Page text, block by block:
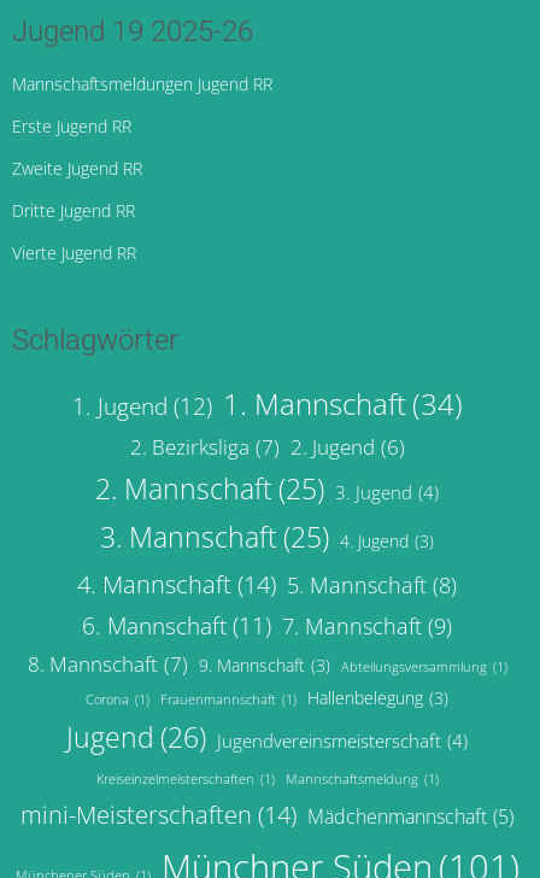
Jugend 19 2025-26
Mannschaftsmeldungen Jugend RR
Erste Jugend RR
Zweite Jugend RR
Dritte Jugend RR
Vierte Jugend RR
Schlagwörter
1. Jugend (12) 1. Mannschaft(34)
2. Bezirksliga (7) 2. Jugend (6)
2. Mannschaft (25) 3. Jugend (4)
3. Mannschaft (25) 4. Jugend (3)
4. Mannschaft(14) 5. Mannschaft (8)
6. Mannschaft(11) 7. Mannschaft (9)
8. Mannschaft (7) 9. Mannschaft (3) Abteilungsversammlung (1)
Corona (1) Frauenmannschaft (1) Hallenbelegung (3)
Jugend (26) Jugendvereinsmeisterschaft (4)
Kreiseinzelmeisterschaften (1) Mannschaftsmeldung (1)
mini-Meisterschaften (14) Mädchenmannschaft (5)
Münchner Süden (101)